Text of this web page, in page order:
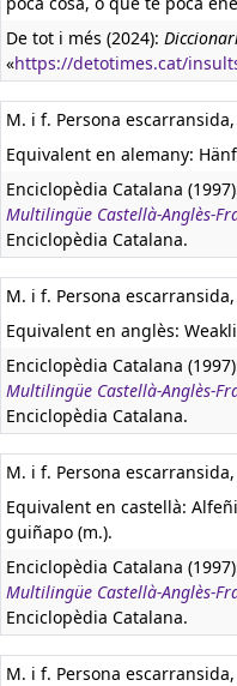
De tot i més (2024):
«https://detotimes.cat/
M. i f. Persona
Equivalent en alemany:
Enciclopèdia Catalana
Multilingüe Castellà-Anglès-
Enciclopèdia Catalana.
M. i f. Persona
Equivalent en anglès:
Enciclopèdia Catalana
Multilingüe Castellà-Anglès-
Enciclopèdia Catalana.
M. i f. Persona
Equivalent en castellà:
guiñapo (m.).
Enciclopèdia Catalana
Multilingüe Castellà-Anglès-
Enciclopèdia Catalana.
M. i f. Persona